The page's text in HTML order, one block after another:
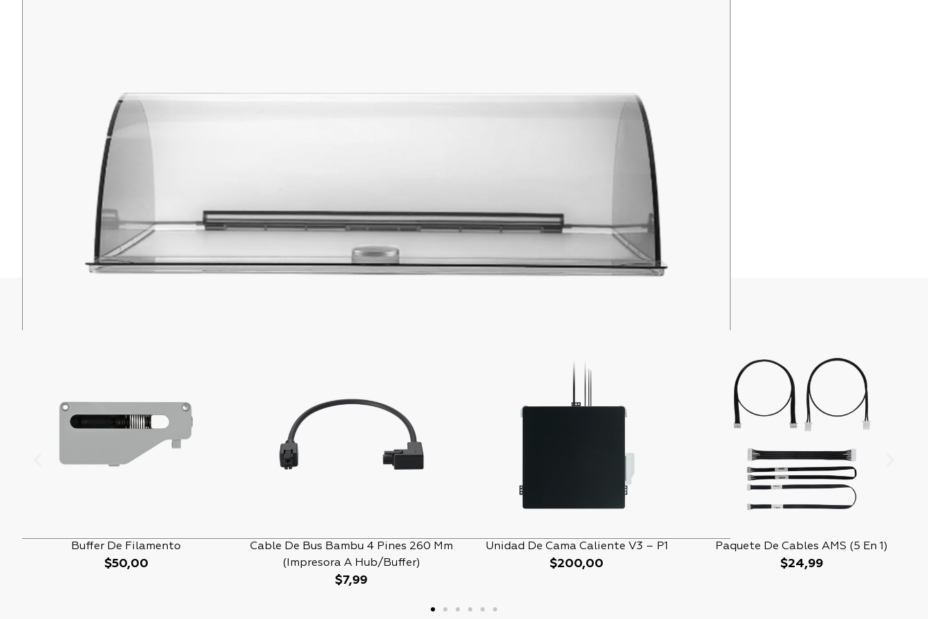
Buffer De Filamento
$50,00
Cable De Bus Bambu 4 Pines 260 Mm
(Impresora A Hub/Buffer)
$7,99
Unidad De Cama Caliente V3 – P1
$200,00
Paquete De Cables AMS (5 En 1)
$24,99